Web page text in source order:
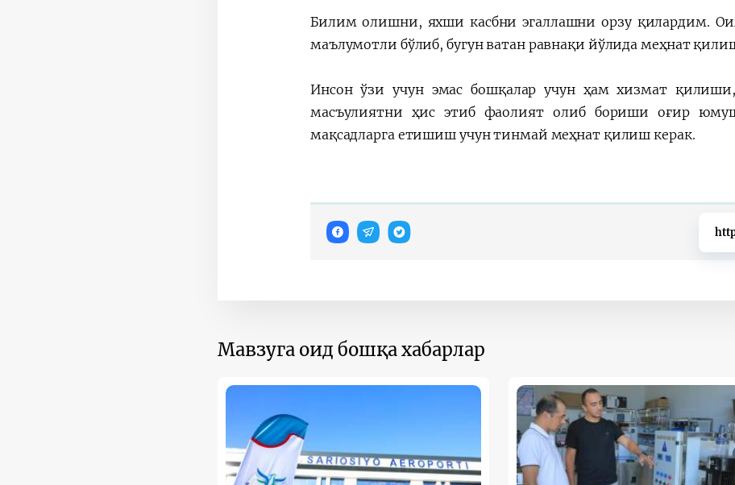
Билим олишни, яхши касбни эгаллашни орзу қилардим.
маълумотли бўлиб, бугун ватан равнақи йўлида меҳнат
Инсон ўзи учун эмас бошқалар учун ҳам хизмат
масъулиятни ҳис этиб фаолият олиб бориши оғир
мақсадларга етишиш учун тинмай меҳнат қилиш керак.
Мавзуга оид бошқа хабарлар